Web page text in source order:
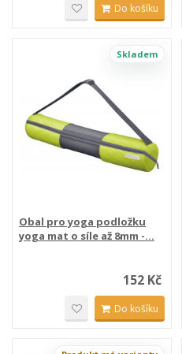
Do košíku
Skladem
Obal pro yoga podložku
yoga mat o síle až 8mm -...
152 Kč
Do košíku